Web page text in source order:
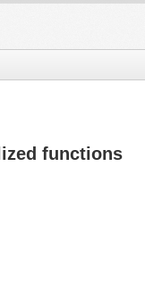
functions